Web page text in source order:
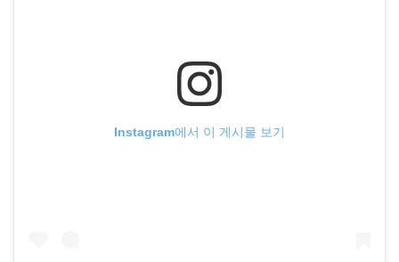
Instagram에서 이 게시물 보기